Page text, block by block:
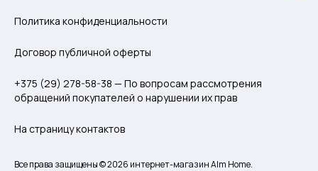
Политика конфиденциальности
Договор публичной оферты
+375 (29) 278-58-38 — По вопросам рассмотрения
обращений покупателей о нарушении их прав
На страницу контактов
Все права защищены © 2026 интернет-магазин Alm Home.